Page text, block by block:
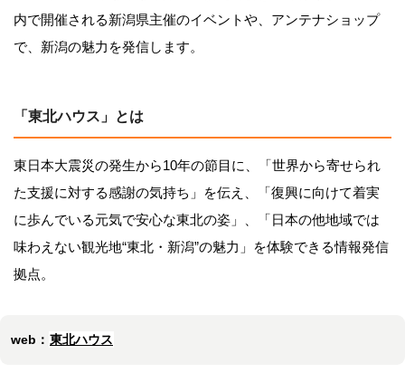
内で開催される新潟県主催のイベントや、アンテナショップ
で、新潟の魅力を発信します。
「東北ハウス」とは
東日本大震災の発生から10年の節目に、「世界から寄せられ
た支援に対する感謝の気持ち」を伝え、「復興に向けて着実
に歩んでいる元気で安心な東北の姿」、「日本の他地域では
味わえない観光地“東北・新潟”の魅力」を体験できる情報発信
拠点。
web： 東北ハウス